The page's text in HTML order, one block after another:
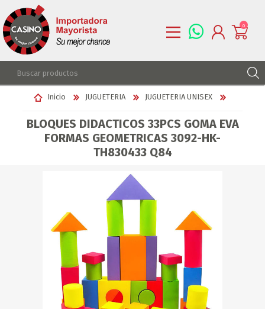
REGISTRARSE
LISTA DE DESEOS
0
Inicio JUGUETERIA JUGUETERIA UNISEX
BLOQUES DIDACTICOS 33PCS GOMA EVA
FORMAS GEOMETRICAS 3092-HK-
TH830433 Q84